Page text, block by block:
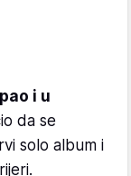
i u
da se
solo album i